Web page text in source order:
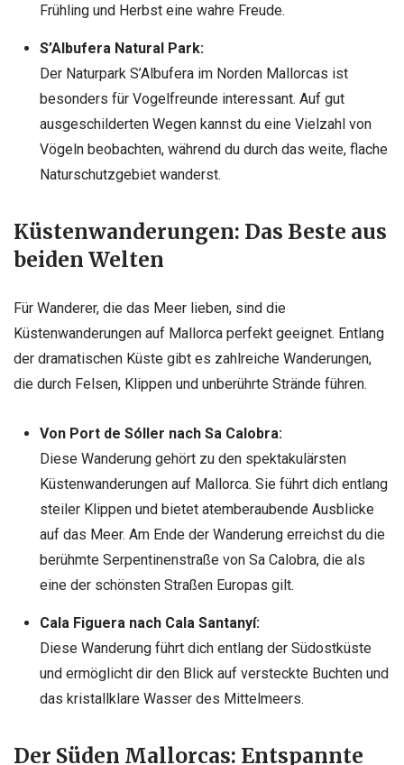
Frühling und Herbst eine wahre Freude.
S’Albufera Natural Park:
Der Naturpark S’Albufera im Norden Mallorcas ist
besonders für Vogelfreunde interessant. Auf gut
ausgeschilderten Wegen kannst du eine Vielzahl von
Vögeln beobachten, während du durch das weite, flache
Naturschutzgebiet wanderst.
Küstenwanderungen: Das Beste aus
beiden Welten
Für Wanderer, die das Meer lieben, sind die
Küstenwanderungen auf Mallorca perfekt geeignet. Entlang
der dramatischen Küste gibt es zahlreiche Wanderungen,
die durch Felsen, Klippen und unberührte Strände führen.
Von Port de Sóller nach Sa Calobra:
Diese Wanderung gehört zu den spektakulärsten
Küstenwanderungen auf Mallorca. Sie führt dich entlang
steiler Klippen und bietet atemberaubende Ausblicke
auf das Meer. Am Ende der Wanderung erreichst du die
berühmte Serpentinenstraße von Sa Calobra, die als
eine der schönsten Straßen Europas gilt.
Cala Figuera nach Cala Santanyí:
Diese Wanderung führt dich entlang der Südostküste
und ermöglicht dir den Blick auf versteckte Buchten und
das kristallklare Wasser des Mittelmeers.
Der Süden Mallorcas: Entspannte